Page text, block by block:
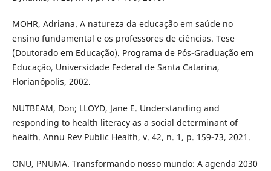
MOHR, Adriana. A natureza da educação em saúde no
ensino fundamental e os professores de ciências. Tese
(Doutorado em Educação). Programa de Pós-Graduação em
Educação, Universidade Federal de Santa Catarina,
Florianópolis, 2002.
NUTBEAM, Don; LLOYD, Jane E. Understanding and
responding to health literacy as a social determinant of
health. Annu Rev Public Health, v. 42, n. 1, p. 159-73, 2021.
ONU, PNUMA. Transformando nosso mundo: A agenda 2030